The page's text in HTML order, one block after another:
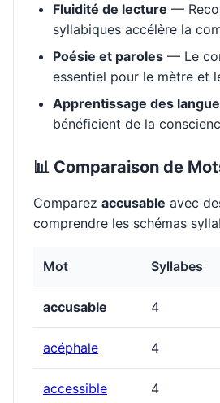
Fluidité de lecture —
syllabiques accélère la
Poésie et paroles — Le
essentiel pour le mètre et
Apprentissage des
bénéficient de la
📊 Comparaison de
Comparez accusable avec
comprendre les schémas
Mot Syllabes
accusable 4
acéphale 4
accessible 4